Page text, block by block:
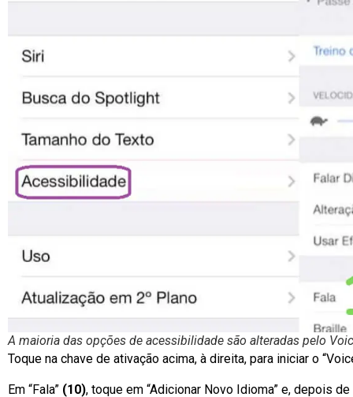
A maioria das opções de acessibilidade são alteradas pelo
Toque na chave de ativação acima, à direita, para iniciar o
Em “Fala” (10), toque em “Adicionar Novo Idioma” e, depois